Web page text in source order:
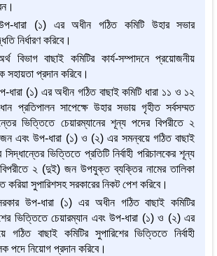
ধারা (১) এর অধীন গঠিত কমিটি উহার সভার
নির্ধারণ করিবে।
বিভাগ বাছাই কমিটির কার্য-সম্পাদনে প্রয়োজনীয়
সহায়তা প্রদান করিবে।
ধারা (১) এর অধীন গঠিত বাছাই কমিটি ধারা ১১ ও ১২
প্রতিপালন সাপেক্ষে উহার সভায় গৃহীত সর্বসম্মত
ভিত্তিতে চেয়ারম্যানের শূন্য পদের বিপরীতে ২
এবং উপ-ধারা (১) ও (২) এর সমন্বয়ে গঠিত বাছাই
সিদ্ধান্তের ভিত্তিতে প্রতিটি নির্বাহী পরিচালকের শূন্য
২ (দুই) জন উপযুক্ত ব্যক্তির নামের তালিকা
করিয়া সুপারিশসহ সরকারের নিকট পেশ করিবে।
উপ-ধারা (১) এর অধীন গঠিত বাছাই কমিটির
ভিত্তিতে চেয়ারম্যান এবং উপ-ধারা (১) ও (২) এর
গঠিত বাছাই কমিটির সুপারিশের ভিত্তিতে নির্বাহী
পদে নিয়োগ প্রদান করিবে।